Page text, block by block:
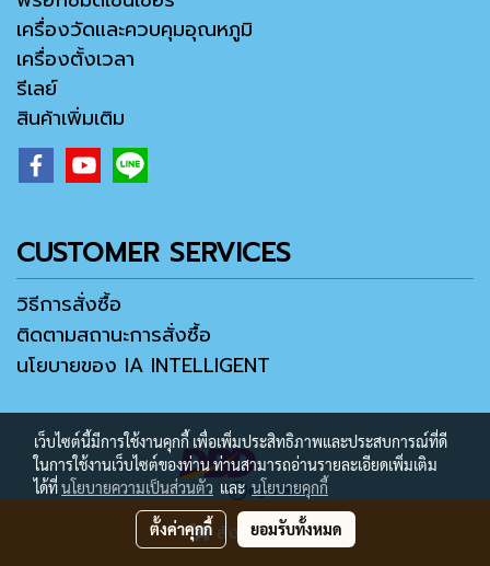
สั่งซื้อสินค้า
เครื่องวัดและควบคุมอุณหภูมิ
เครื่องตั้งเวลา
รีเลย์
สินค้าเพิ่มเติม
CUSTOMER SERVICES
วิธีการสั่งซื้อ
ติดตามสถานะการสั่งซื้อ
นโยบายของ IA INTELLIGENT
Copyright ® 2021 by IA MALL
เว็บไซต์นี้มีการใช้งานคุกกี้ เพื่อเพิ่มประสิทธิภาพและประสบการณ์ที่ดี
ในการใช้งานเว็บไซต์ของท่าน ท่านสามารถอ่านรายละเอียดเพิ่มเติม
ได้ที่นโยบายความเป็นส่วนตัว และนโยบายคุกกี้
ตั้งค่าคุกกี้ ยอมรับทั้งหมด